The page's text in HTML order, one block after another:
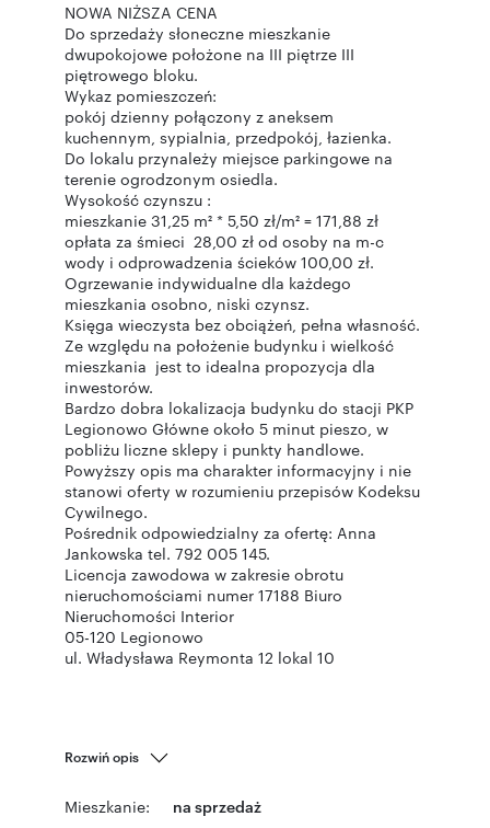
NOWA NIŻSZA CENA
Do sprzedaży słoneczne mieszkanie
dwupokojowe położone na III piętrze III
piętrowego bloku.
Wykaz pomieszczeń:
pokój dzienny połączony z aneksem
kuchennym, sypialnia, przedpokój, łazienka.
Do lokalu przynależy miejsce parkingowe na
terenie ogrodzonym osiedla.
Wysokość czynszu :
mieszkanie 31,25 m² * 5,50 zł/m² = 171,88 zł
opłata za śmieci 28,00 zł od osoby na m-c
wody i odprowadzenia ścieków 100,00 zł.
Ogrzewanie indywidualne dla każdego
mieszkania osobno, niski czynsz.
Księga wieczysta bez obciążeń, pełna własność.
Ze względu na położenie budynku i wielkość
mieszkania jest to idealna propozycja dla
inwestorów.
Bardzo dobra lokalizacja budynku do stacji PKP
Legionowo Główne około 5 minut pieszo, w
pobliżu liczne sklepy i punkty handlowe.
Powyższy opis ma charakter informacyjny i nie
stanowi oferty w rozumieniu przepisów Kodeksu
Cywilnego.
Pośrednik odpowiedzialny za ofertę: Anna
Jankowska tel. 792 005 145.
Licencja zawodowa w zakresie obrotu
nieruchomościami numer 17188 Biuro
Nieruchomości Interior
05-120 Legionowo
ul. Władysława Reymonta 12 lokal 10
Rozwiń opis
Mieszkanie: na sprzedaż